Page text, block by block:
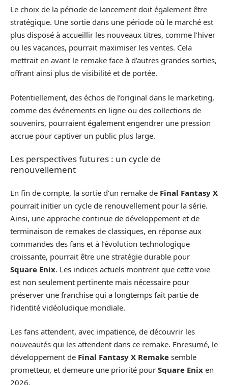
Le choix de la période de lancement doit également être
stratégique. Une sortie dans une période où le marché est
plus disposé à accueillir les nouveaux titres, comme l’hiver
ou les vacances, pourrait maximiser les ventes. Cela
mettrait en avant le remake face à d’autres grandes sorties,
offrant ainsi plus de visibilité et de portée.
Potentiellement, des échos de l’original dans le marketing,
comme des événements en ligne ou des collections de
souvenirs, pourraient également engendrer une pression
accrue pour captiver un public plus large.
Les perspectives futures : un cycle de
renouvellement
En fin de compte, la sortie d’un remake de Final Fantasy X
pourrait initier un cycle de renouvellement pour la série.
Ainsi, une approche continue de développement et de
terminaison de remakes de classiques, en réponse aux
commandes des fans et à l’évolution technologique
croissante, pourrait être une stratégie durable pour
Square Enix. Les indices actuels montrent que cette voie
est non seulement pertinente mais nécessaire pour
préserver une franchise qui a longtemps fait partie de
l’identité vidéoludique mondiale.
Les fans attendent, avec impatience, de découvrir les
nouveautés qui les attendent dans ce remake. Enresumé, le
développement de Final Fantasy X Remake semble
prometteur, et demeure une priorité pour Square Enix en
2026.